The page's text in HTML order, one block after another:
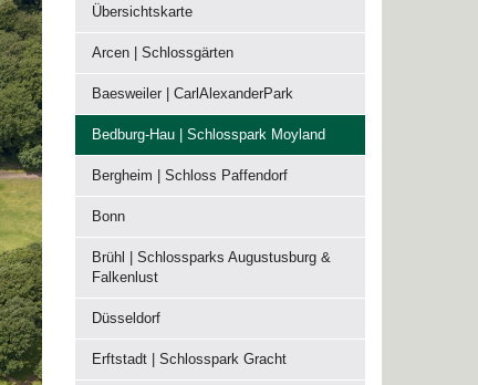
Übersichtskarte
Arcen | Schlossgärten
Baesweiler | CarlAlexanderPark
Bedburg-Hau | Schlosspark Moyland
Bergheim | Schloss Paffendorf
Bonn
Brühl | Schlossparks Augustusburg &
Falkenlust
Düsseldorf
Erftstadt | Schlosspark Gracht